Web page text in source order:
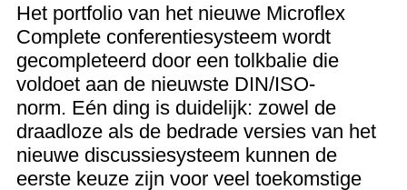
Het portfolio van het nieuwe Microflex
Complete conferentiesysteem wordt
gecompleteerd door een tolkbalie die
voldoet aan de nieuwste DIN/ISO-
norm. Eén ding is duidelijk: zowel de
draadloze als de bedrade versies van het
nieuwe discussiesysteem kunnen de
eerste keuze zijn voor veel toekomstige